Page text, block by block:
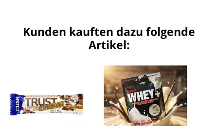
Kunden kauften dazu folgende
Artikel: